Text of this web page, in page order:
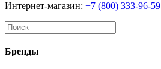
Интернет-магазин: +7 (800) 333-96-59
Бренды